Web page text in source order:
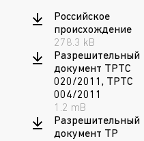
Российское
происхождение
278.3 kB
Разрешительный
документ ТРТС
020/2011, ТРТС
004/2011
1.2 mB
Разрешительный
документ ТР